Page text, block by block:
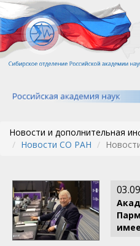
Перейти
к
основному
содержанию
Новости и дополнительная
Новости СО РАН